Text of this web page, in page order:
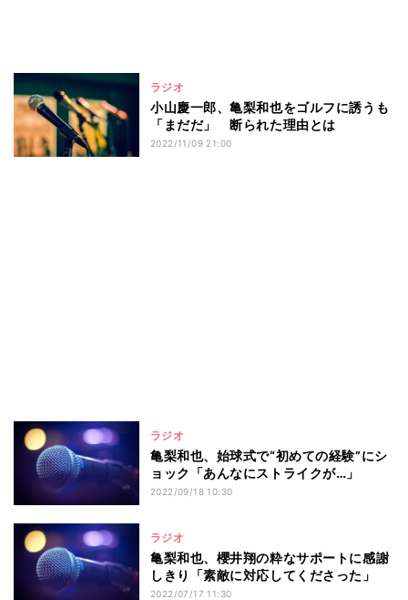
ラジオ
小山慶一郎、亀梨和也をゴルフに誘うも
「まだだ」 断られた理由とは
2022/11/09 21:00
ラジオ
亀梨和也、始球式で“初めての経験”にシ
ョック「あんなにストライクが…」
2022/09/18 10:30
ラジオ
亀梨和也、櫻井翔の粋なサポートに感謝
しきり「素敵に対応してくださった」
2022/07/17 11:30